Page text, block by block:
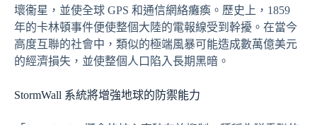
壞衞星，並使全球 GPS 和通信網絡癱瘓。歷史上，1859
年的卡林頓事件便使整個大陸的電報線受到幹擾。在當今
高度互聯的社會中，類似的極端風暴可能造成數萬億美元
的經濟損失，並使整個人口陷入長期黑暗。
StormWall 系統將增強地球的防禦能力